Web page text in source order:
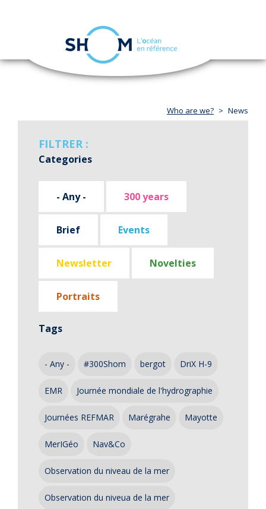
Skip
navigation
Who are we? News
FILTRER :
Categories
- Any - 300 years
Brief Events
Newsletter Novelties
Portraits
Tags
- Any - #300Shom bergot DriX H-9
EMR Journée mondiale de l'hydrographie
Journées REFMAR Marégrahe Mayotte
MerIGéo Nav&Co
Observation du niveau de la mer
Observation du niveua de la mer